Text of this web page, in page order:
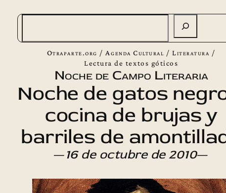
Otraparte.org / Agenda Cultural /Literatura /
Lectura de textos góticos
Noche de Campo Literaria
Noche de gatos
cocina de brujas y
barriles de
—16 de octubre de 2010—